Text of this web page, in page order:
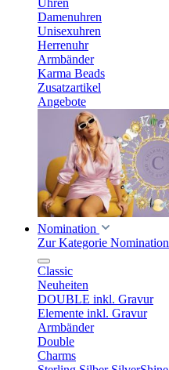
Damenuhren
Unisexuhren
Herrenuhr
Armbänder
Karma Beads
Zusatzartikel
Angebote
Nomination
Zur Kategorie Nomination
Classic
Neuheiten
DOUBLE inkl. Gravur
Elemente inkl. Gravur
Armbänder
Double
Charms